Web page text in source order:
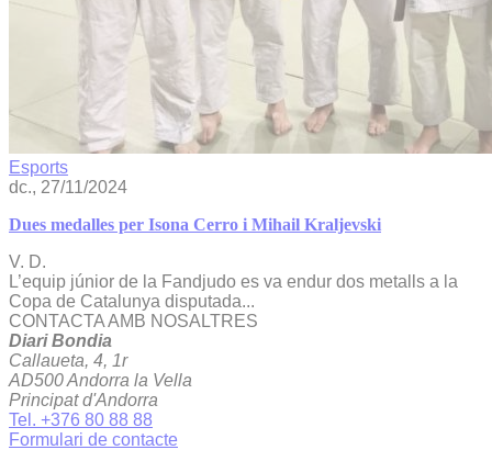
Esports
dc., 27/11/2024
Dues medalles per Isona Cerro i Mihail Kraljevski
V. D.
L’equip júnior de la Fandjudo es va endur dos metalls a la
Copa de Catalunya disputada...
CONTACTA AMB NOSALTRES
Diari Bondia
Callaueta, 4, 1r
AD500 Andorra la Vella
Principat d'Andorra
Tel. +376 80 88 88
Formulari de contacte